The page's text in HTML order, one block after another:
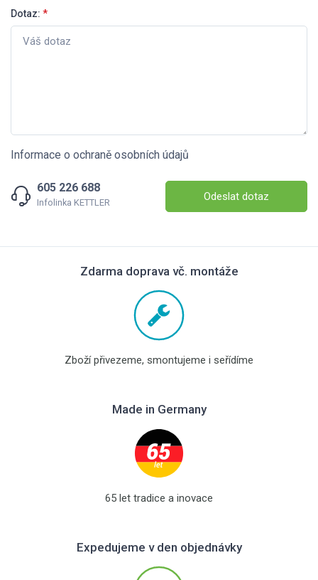
Dotaz: *
Informace o ochraně osobních údajů
605 226 688
Infolinka KETTLER Odeslat dotaz
Zdarma doprava vč. montáže
Zboží přivezeme, smontujeme i seřídíme
Made in Germany
65 let tradice a inovace
Expedujeme v den objednávky